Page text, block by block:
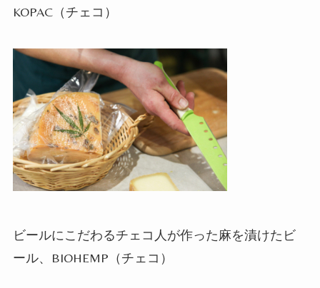
KOPAC（チェコ）
ビールにこだわるチェコ人が作った麻を漬けたビ
ール、 BIOHEMP （チェコ）